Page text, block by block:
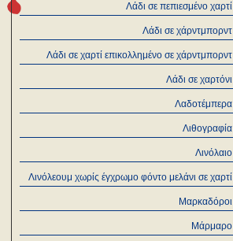
Λάδι σε πεπιεσμένο χαρτί
Λάδι σε χάρντμπορντ
Λάδι σε χαρτί επικολλημένο σε χάρντμπορντ
Λάδι σε χαρτόνι
Λαδοτέμπερα
Λιθογραφία
Λινόλαιο
Λινόλεουμ χωρίς έγχρωμο φόντο μελάνι σε χαρτί
Μαρκαδόροι
Μάρμαρο